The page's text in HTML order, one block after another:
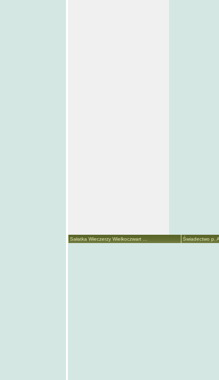
Sałatka Wieczerzy Wielkoczwart ... Świadectwo p.